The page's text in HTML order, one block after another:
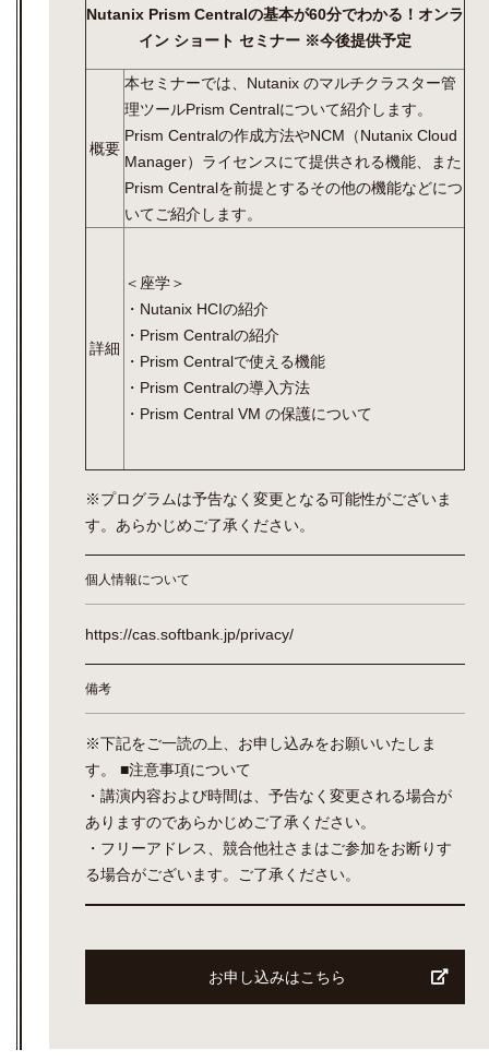
Nutanix Prism Centralの基本が60分でわかる！オンラ
イン ショート セミナー ※今後提供予定
概要
本セミナーでは、Nutanix のマルチクラスター管
理ツールPrism Centralについて紹介します。
Prism Centralの作成方法やNCM（Nutanix Cloud
Manager）ライセンスにて提供される機能、また
Prism Centralを前提とするその他の機能などにつ
いてご紹介します。
詳細
＜座学＞
・Nutanix HCIの紹介
・Prism Centralの紹介
・Prism Centralで使える機能
・Prism Centralの導入方法
・Prism Central VM の保護について
※プログラムは予告なく変更となる可能性がございま
す。あらかじめご了承ください。
個人情報について
https://cas.softbank.jp/privacy/
備考
※下記をご一読の上、お申し込みをお願いいたしま
す。 ■注意事項について
・講演内容および時間は、予告なく変更される場合が
ありますのであらかじめご了承ください。
・フリーアドレス、競合他社さまはご参加をお断りす
る場合がございます。ご了承ください。
お申し込みはこちら